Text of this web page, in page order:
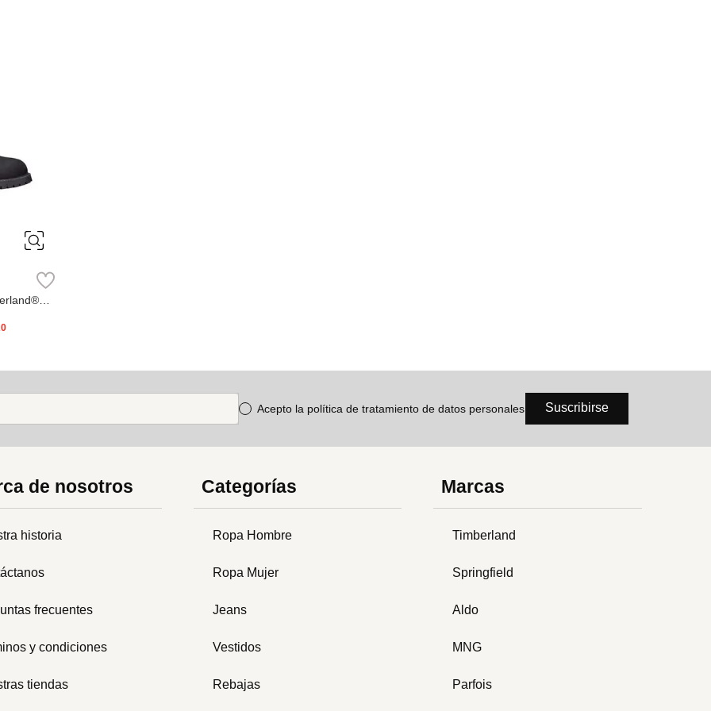
Acepto la política de tratamiento de datos personales Suscribirse
de nosotros
historia
frecuentes
y condiciones
tiendas
Categorías
Ropa Hombre
Ropa Mujer
Jeans
Vestidos
Rebajas
Marcas
Timberland
Springfield
Aldo
MNG
Parfois